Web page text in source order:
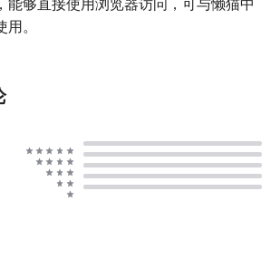
能够直接使用浏览器访问，可与懒猫中
。